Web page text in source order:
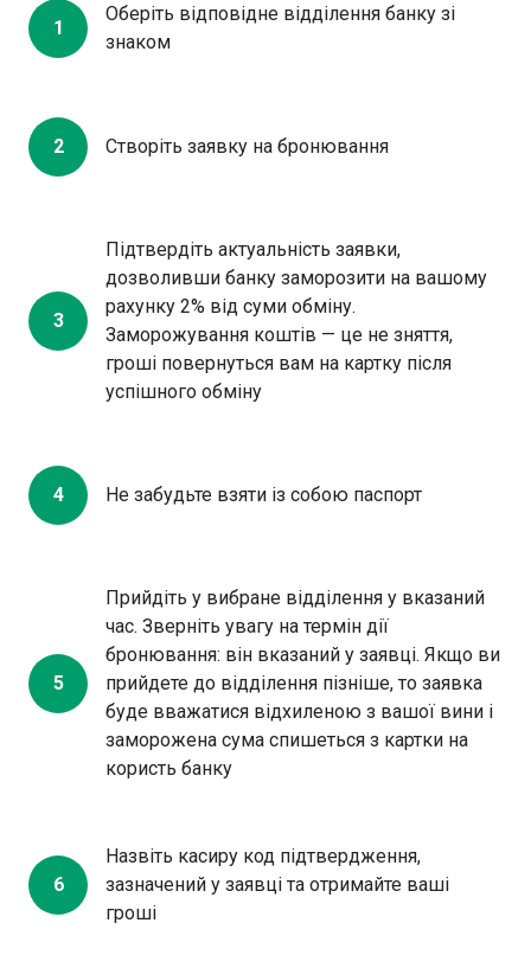
1
Оберіть відповідне відділення банку зі
знаком
2 Створіть заявку на бронювання
3
Підтвердіть актуальність заявки,
дозволивши банку заморозити на вашому
рахунку 2% від суми обміну.
Заморожування коштів — це не зняття,
гроші повернуться вам на картку після
успішного обміну
4 Не забудьте взяти із собою паспорт
5
Прийдіть у вибране відділення у вказаний
час. Зверніть увагу на термін дії
бронювання: він вказаний у заявці. Якщо ви
прийдете до відділення пізніше, то заявка
буде вважатися відхиленою з вашої вини і
заморожена сума спишеться з картки на
користь банку
6
Назвіть касиру код підтвердження,
зазначений у заявці та отримайте ваші
гроші